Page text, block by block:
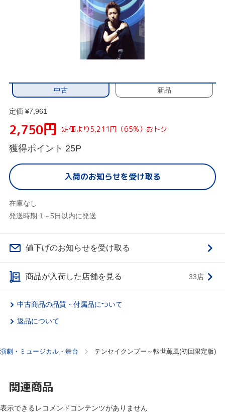
中古 新品
定価 ¥7,961
2,750円 定価より5,211円（65%）おトク
獲得ポイント 25P
入荷のお知らせを受け取る
在庫なし
発送時期 1～5日以内に発送
値下げのお知らせを受け取る
商品が入荷した店舗を見る 33店
中古商品の品質・付属品について
返品について
演劇・ミュージカル・舞台 テンセイクンプー～転世薫風(初回限定版)
関連商品
表示できるレコメンドコンテンツがありません